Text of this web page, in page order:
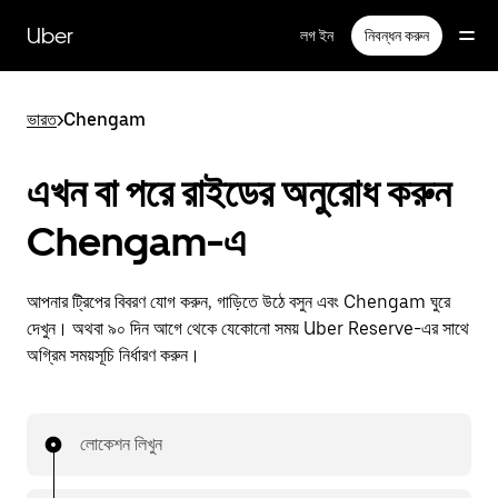
প্রধান
বিষয়সূচিতে
Uber লগ ইন নিবন্ধন করুন
ভারত>Chengam
এখন বা পরে রাইডের অনুরোধ করুন
Chengam-এ
আপনার ট্রিপের বিবরণ যোগ করুন, গাড়িতে উঠে বসুন এবং Chengam ঘুরে
দেখুন। অথবা ৯০ দিন আগে থেকে যেকোনো সময় Uber Reserve-এর সাথে
অগ্রিম সময়সূচি নির্ধারণ করুন।
লোকেশন লিখুন